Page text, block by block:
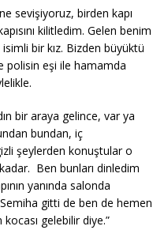
sevişiyoruz, birden kapı
kilitledim. Gelen benim
isimli bir kız. Bizden büyüktü
polisin eşi ile hamamda
bir araya gelince, var ya
bundan, iç
şeylerden konuştular o
Ben bunları dinledim
yanında salonda
gitti de ben de hemen
gelebilir diye.”